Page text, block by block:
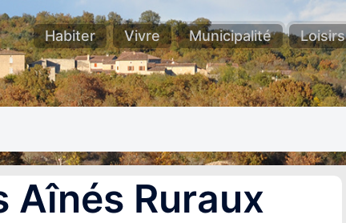
Habiter Vivre Municipalité Loisirs
Aînés Ruraux